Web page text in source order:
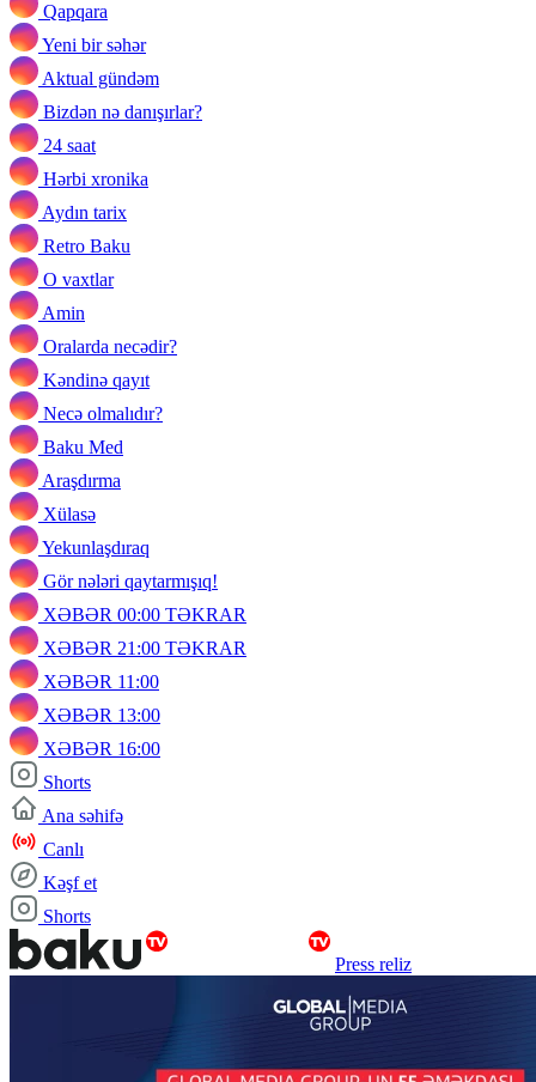
Qapqara
Yeni bir səhər
Aktual gündəm
Bizdən nə danışırlar?
24 saat
Hərbi xronika
Aydın tarix
Retro Baku
O vaxtlar
Amin
Oralarda necədir?
Kəndinə qayıt
Necə olmalıdır?
Baku Med
Araşdırma
Xülasə
Yekunlaşdıraq
Gör nələri qaytarmışıq!
XƏBƏR 00:00 TƏKRAR
XƏBƏR 21:00 TƏKRAR
XƏBƏR 11:00
XƏBƏR 13:00
XƏBƏR 16:00
Shorts
Ana səhifə
Canlı
Kəşf et
Shorts
Press reliz